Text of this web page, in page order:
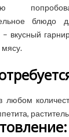
блюдо
вкусный
мясу.
любом